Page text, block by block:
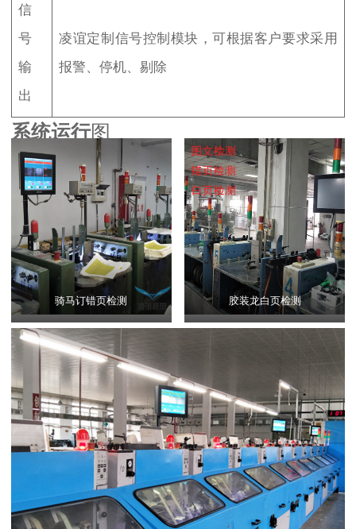
信
号
输
出
凌谊定制信号控制模块，可根据客户要求采用
报警、停机、剔除
系统运行图
骑马订错页检测 胶装龙白页检测